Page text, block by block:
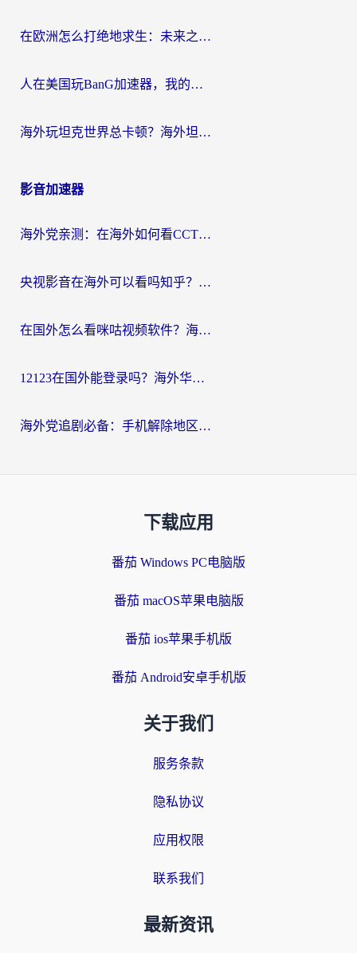
在欧洲怎么打绝地求生：未来之役不卡？留学生亲测的加速器避坑指南
人在美国玩BanG加速器，我的延迟终于绿了
海外玩坦克世界总卡顿？海外坦克世界加速器有哪些？实测好用的选择在这里
影音加速器
海外党亲测：在海外如何看CCTV？告别“仅限大陆播放”的实用指南
央视影音在海外可以看吗知乎？留学生亲测：3步解决地域限制+追剧自由
在国外怎么看咪咕视频软件？海外党亲测有效的回国加速方案
12123在国外能登录吗？海外华人必看的回国加速实用指南
海外党追剧必备：手机解除地区限制app怎么选？解决央视视频&国内剧地区限制全指南
下载应用
番茄 Windows PC电脑版
番茄 macOS苹果电脑版
番茄 ios苹果手机版
番茄 Android安卓手机版
关于我们
服务条款
隐私协议
应用权限
联系我们
最新资讯